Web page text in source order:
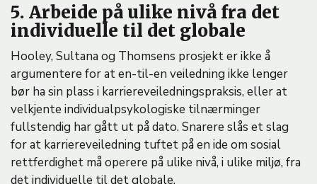
5. Arbeide på ulike nivå fra det
individuelle til det globale
Hooley, Sultana og Thomsens prosjekt er ikke å
argumentere for at en-til-en veiledning ikke lenger
bør ha sin plass i karriereveiledningspraksis, eller at
velkjente individualpsykologiske tilnærminger
fullstendig har gått ut på dato. Snarere slås et slag
for at karriereveiledning tuftet på en ide om sosial
rettferdighet må operere på ulike nivå, i ulike miljø, fra
det individuelle til det globale.